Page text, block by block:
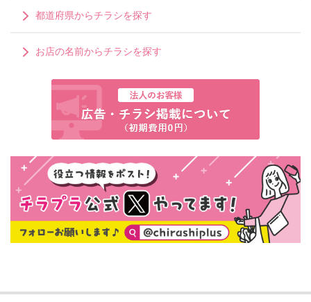
都道府県からチラシを探す
お店の名前からチラシを探す